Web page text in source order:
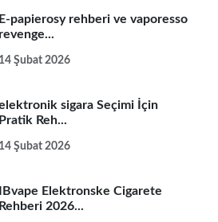
E-papierosy rehberi ve vaporesso
revenge...
14 Şubat 2026
sigara Seçimi İçin
Pratik Reh...
14 Şubat 2026
IBvape Elektronske Cigarete
Rehberi 2026...